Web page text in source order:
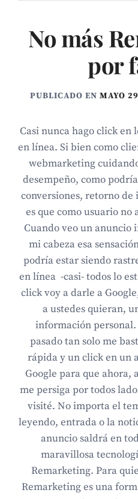
No más
por
PUBLICADO EN MAYO
Casi nunca hago click
en línea. Si bien como
webmarketing
desempeño, como
conversiones, retorno
es que como usuario
Cuando veo un anuncio
mi cabeza esa
podría estar siendo
en línea -casi- todos lo
click voy a darle a
a ustedes quieran,
información
pasado tan solo me
rápida y un click en un
Google para que ahora,
me persiga por todos
visité. No importa el
leyendo, entrada o la
anuncio saldrá en
maravillosa
Remarketing. Para
Remarketing es una